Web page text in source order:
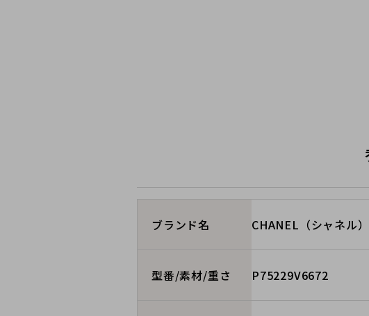
ブランド名
CHANEL（シャネル）
型番/素材/重さ P75229V6672